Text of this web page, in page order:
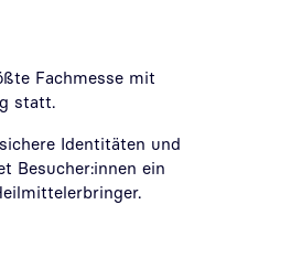
Fachmesse mit
statt.
Identitäten und
Besucher:innen ein